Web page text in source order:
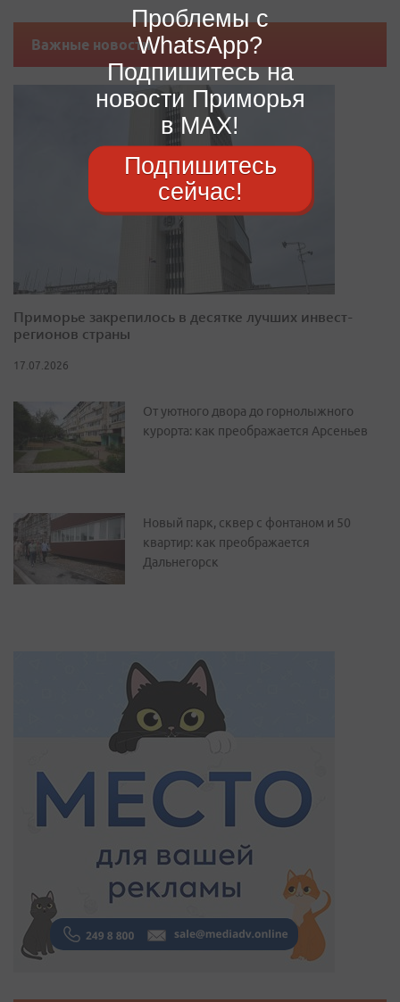
Важные новости
Приморье закрепилось в десятке лучших инвест-
регионов страны
17.07.2026
От уютного двора до горнолыжного
курорта: как преображается Арсеньев
Новый парк, сквер с фонтаном и 50
квартир: как преображается
Дальнегорск
Проблемы с
WhatsApp?
Подпишитесь на
новости Приморья
в MAX!
Подпишитесь
сейчас!